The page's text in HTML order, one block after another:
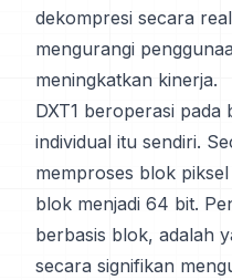
dekompresi secara
mengurangi
meningkatkan kinerja.
DXT1 beroperasi pada
individual itu sendiri.
memproses blok
blok menjadi 64 bit.
berbasis blok, adalah
secara signifikan